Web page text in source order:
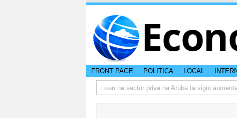
FRONT PAGE POLITICA LOCAL
Prestamonan na sector priva na Aruba ta sigui aumenta